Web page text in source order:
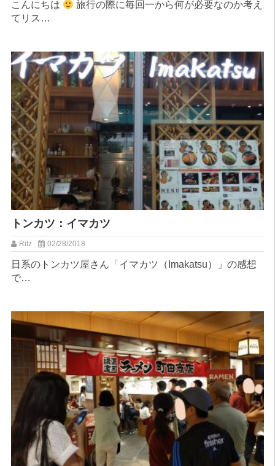
こんにちは
旅行の際に毎回一から何が必要なのか考え
てリス…
トンカツ：イマカツ
Ritz 02/28/2018
日系のトンカツ屋さん「イマカツ（Imakatsu）」の感想
で…